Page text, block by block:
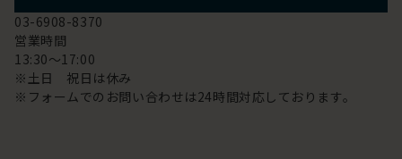
03-6908-8370
営業時間
13:30～17:00
※土日 祝日は休み
※フォームでのお問い合わせは24時間対応しております。